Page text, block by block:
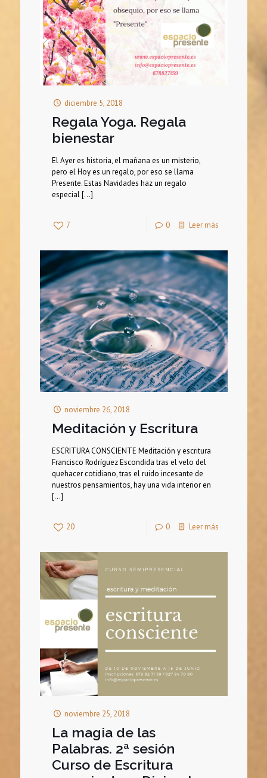
diciembre 5, 2018
Regala Yoga. Regala
bienestar
El Ayer es historia, el mañana es un misterio,
pero el Hoy es un regalo, por eso se llama
Presente. Estas Navidades haz un regalo
especial[…]
7 0 Leer más
noviembre 26, 2018
Meditación y Escritura
ESCRITURA CONSCIENTE Meditación y escritura
Francisco Rodríguez Escondida tras el velo del
quehacer cotidiano, tras el ruido incesante de
nuestros pensamientos, hay una vida interior en
[…]
20 0 Leer más
noviembre 25, 2018
La magia de las
Palabras. 2ª sesión
Curso de Escritura